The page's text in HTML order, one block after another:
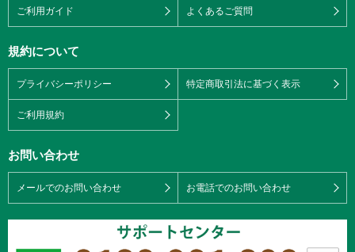
ご利用ガイド よくあるご質問
規約について
プライバシーポリシー 特定商取引法に基づく表示
ご利用規約
お問い合わせ
メールでのお問い合わせ お電話でのお問い合わせ